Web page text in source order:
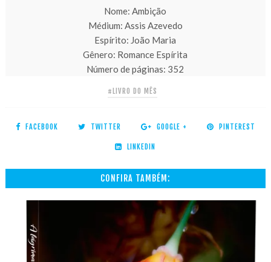
Nome: Ambição
Médium: Assis Azevedo
Espírito: João Maria
Gênero: Romance Espírita
Número de páginas: 352
#LIVRO DO MÊS
FACEBOOK TWITTER GOOGLE + PINTEREST
LINKEDIN
CONFIRA TAMBÉM: